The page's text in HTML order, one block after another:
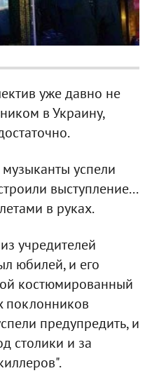
уже давно не
в Украину,
успели
выступление...
в руках.
учредителей
юбилей, и его
костюмированный
поклонников
предупредить, и
столики и за